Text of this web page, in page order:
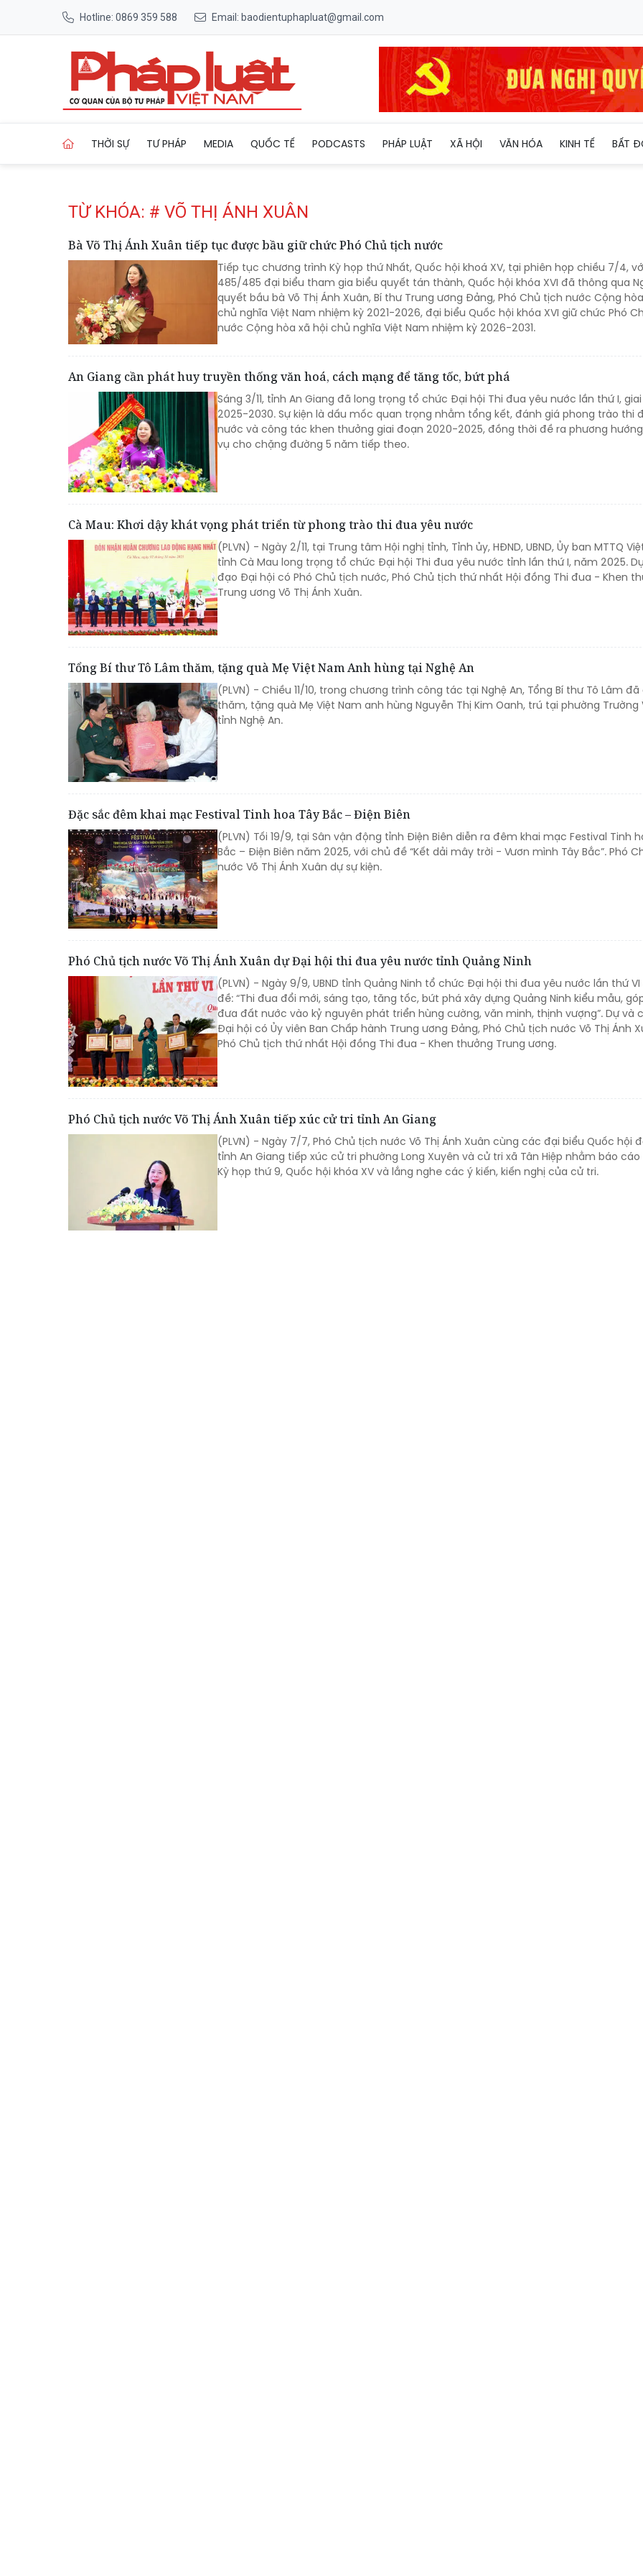
Hotline: 0869 359 588 Email: baodientuphapluat@gmail.com
THỜI SỰ TƯ PHÁP MEDIA QUỐC TẾ PODCASTS PHÁP LUẬT XÃ HỘI VĂN HÓA KINH TẾ BẤT
TỪ KHÓA: # VÕ THỊ ÁNH XUÂN
Bà Võ Thị Ánh Xuân tiếp tục được bầu giữ chức Phó Chủ tịch nước
Tiếp tục chương trình Kỳ họp thứ Nhất, Quốc hội khoá XV, tại phiên họp chiều 7/4,
485/485 đại biểu tham gia biểu quyết tán thành, Quốc hội khóa XVI đã thông qua
quyết bầu bà Võ Thị Ánh Xuân, Bí thư Trung ương Đảng, Phó Chủ tịch nước Cộng
chủ nghĩa Việt Nam nhiệm kỳ 2021-2026, đại biểu Quốc hội khóa XVI giữ chức Phó
nước Cộng hòa xã hội chủ nghĩa Việt Nam nhiệm kỳ 2026-2031.
An Giang cần phát huy truyền thống văn hoá, cách mạng để tăng tốc, bứt phá
Sáng 3/11, tỉnh An Giang đã long trọng tổ chức Đại hội Thi đua yêu nước lần thứ I,
2025-2030. Sự kiện là dấu mốc quan trọng nhằm tổng kết, đánh giá phong trào thi
nước và công tác khen thưởng giai đoạn 2020-2025, đồng thời đề ra phương
vụ cho chặng đường 5 năm tiếp theo.
Cà Mau: Khơi dậy khát vọng phát triển từ phong trào thi đua yêu nước
(PLVN) - Ngày 2/11, tại Trung tâm Hội nghị tỉnh, Tỉnh ủy, HĐND, UBND, Ủy ban MTTQ
tỉnh Cà Mau long trọng tổ chức Đại hội Thi đua yêu nước tỉnh lần thứ I, năm 2025.
đạo Đại hội có Phó Chủ tịch nước, Phó Chủ tịch thứ nhất Hội đồng Thi đua - Khen
Trung ương Võ Thị Ánh Xuân.
Tổng Bí thư Tô Lâm thăm, tặng quà Mẹ Việt Nam Anh hùng tại Nghệ An
(PLVN) - Chiều 11/10, trong chương trình công tác tại Nghệ An, Tổng Bí thư Tô Lâm đã
thăm, tặng quà Mẹ Việt Nam anh hùng Nguyễn Thị Kim Oanh, trú tại phường Trường
tỉnh Nghệ An.
Đặc sắc đêm khai mạc Festival Tinh hoa Tây Bắc – Điện Biên
(PLVN) Tối 19/9, tại Sân vận động tỉnh Điện Biên diễn ra đêm khai mạc Festival Tinh
Bắc – Điện Biên năm 2025, với chủ đề “Kết dải mây trời - Vươn mình Tây Bắc”. Phó
nước Võ Thị Ánh Xuân dự sự kiện.
Phó Chủ tịch nước Võ Thị Ánh Xuân dự Đại hội thi đua yêu nước tỉnh Quảng Ninh
(PLVN) - Ngày 9/9, UBND tỉnh Quảng Ninh tổ chức Đại hội thi đua yêu nước lần thứ
đề: “Thi đua đổi mới, sáng tạo, tăng tốc, bứt phá xây dựng Quảng Ninh kiểu mẫu,
đưa đất nước vào kỷ nguyên phát triển hùng cường, văn minh, thịnh vượng”. Dự và
Đại hội có Ủy viên Ban Chấp hành Trung ương Đảng, Phó Chủ tịch nước Võ Thị Ánh
Phó Chủ tịch thứ nhất Hội đồng Thi đua - Khen thưởng Trung ương.
Phó Chủ tịch nước Võ Thị Ánh Xuân tiếp xúc cử tri tỉnh An Giang​
(PLVN) - Ngày 7/7, Phó Chủ tịch nước Võ Thị Ánh Xuân cùng các đại biểu Quốc hội
tỉnh An Giang tiếp xúc cử tri phường Long Xuyên và cử tri xã Tân Hiệp nhằm báo
Kỳ họp thứ 9, Quốc hội khóa XV và lắng nghe các ý kiến, kiến nghị của cử tri.​